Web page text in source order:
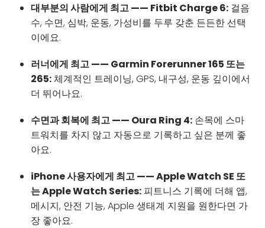
대부분의 사람에게 최고 —— Fitbit Charge 6: 걸음
수, 수면, 심박, 운동, 가성비를 두루 갖춘 든든한 선택
이에요.
러너에게 최고 —— Garmin Forerunner 165 또는
265:체계적인 트레이닝, GPS, 내구성, 운동 깊이에서
더 뛰어나요.
수면과 회복에 최고 —— Oura Ring 4: 손목에 스마
트워치를 차지 않고 자동으로 기록하고 싶은 분께 좋
아요.
iPhone 사용자에게 최고 —— Apple Watch SE 또
는 Apple Watch Series: 피트니스 기록에 더해 앱,
메시지, 안전 기능, Apple 생태계 지원을 원한다면 가
장 좋아요.